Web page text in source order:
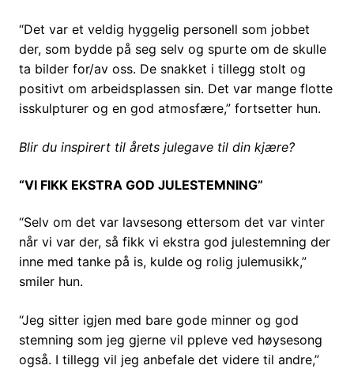
“Det var et veldig hyggelig personell som jobbet
der, som bydde på seg selv og spurte om de skulle
ta bilder for/av oss. De snakket i tillegg stolt og
positivt om arbeidsplassen sin. Det var mange flotte
isskulpturer og en god atmosfære,” fortsetter hun.
Blir du inspirert til årets julegave til din kjære?
“VI FIKK EKSTRA GOD JULESTEMNING”
“Selv om det var lavsesong ettersom det var vinter
når vi var der, så fikk vi ekstra god julestemning der
inne med tanke på is, kulde og rolig julemusikk,”
smiler hun.
“Jeg sitter igjen med bare gode minner og god
stemning som jeg gjerne vil ppleve ved høysesong
også. I tillegg vil jeg anbefale det videre til andre,”